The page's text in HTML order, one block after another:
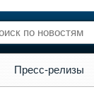
Пресс-релизы